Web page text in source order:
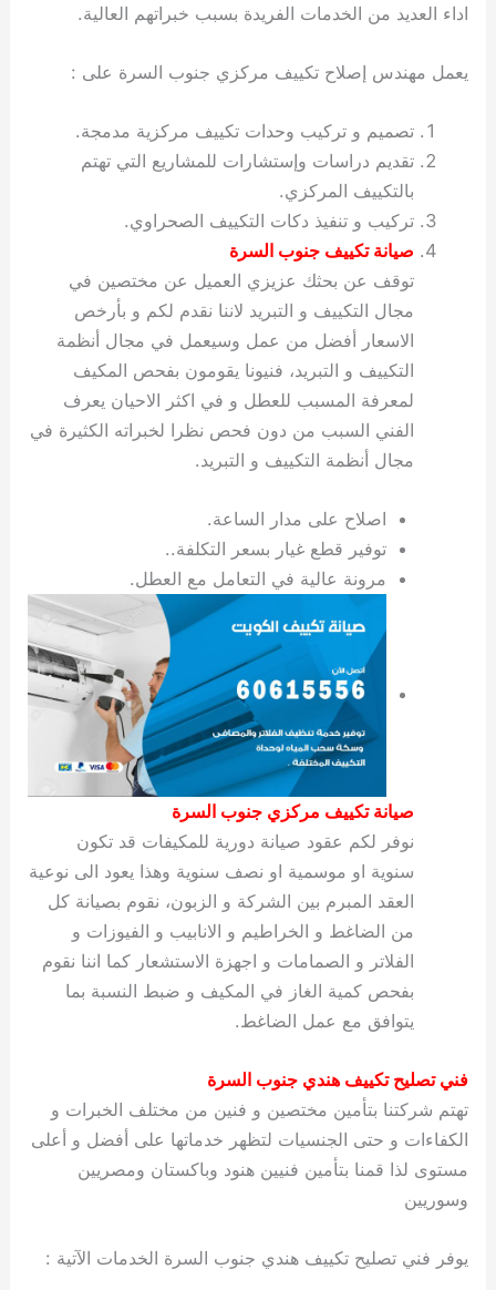
اداء العديد من الخدمات الفريدة بسبب خبراتهم العالية.
يعمل مهندس إصلاح تكييف مركزي جنوب السرة على :
تصميم و تركيب وحدات تكييف مركزية مدمجة.
تقديم دراسات وإستشارات للمشاريع التي تهتم
بالتكييف المركزي.
تركيب و تنفيذ دكات التكييف الصحراوي.
صيانة تكييف جنوب السرة
توقف عن بحثك عزيزي العميل عن مختصين في
مجال التكييف و التبريد لاننا نقدم لكم و بأرخص
الاسعار أفضل من عمل وسيعمل في مجال أنظمة
التكييف و التبريد، فنيونا يقومون بفحص المكيف
لمعرفة المسبب للعطل و في اكثر الاحيان يعرف
الفني السبب من دون فحص نظرا لخبراته الكثيرة في
مجال أنظمة التكييف و التبريد.
اصلاح على مدار الساعة.
توفير قطع غيار بسعر التكلفة..
مرونة عالية في التعامل مع العطل.
صيانة تكييف مركزي جنوب السرة
نوفر لكم عقود صيانة دورية للمكيفات قد تكون
سنوية او موسمية او نصف سنوية وهذا يعود الى نوعية
العقد المبرم بين الشركة و الزبون، نقوم بصيانة كل
من الضاغط و الخراطيم و الانابيب و الفيوزات و
الفلاتر و الصمامات و اجهزة الاستشعار كما اننا نقوم
بفحص كمية الغاز في المكيف و ضبط النسبة بما
يتوافق مع عمل الضاغط.
فني تصليح تكييف هندي جنوب السرة
تهتم شركتنا بتأمين مختصين و فنين من مختلف الخبرات و
الكفاءات و حتى الجنسيات لتظهر خدماتها على أفضل و أعلى
مستوى لذا قمنا بتأمين فنيين هنود وباكستان ومصريين
وسوريين
يوفر فني تصليح تكييف هندي جنوب السرة الخدمات الآتية :